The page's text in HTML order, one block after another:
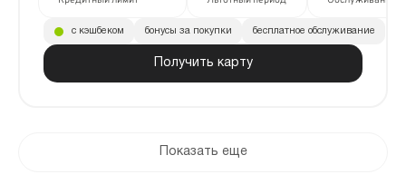
Получить карту
с кэшбеком бонусы за покупки бесплатное обслуживание
Показать еще